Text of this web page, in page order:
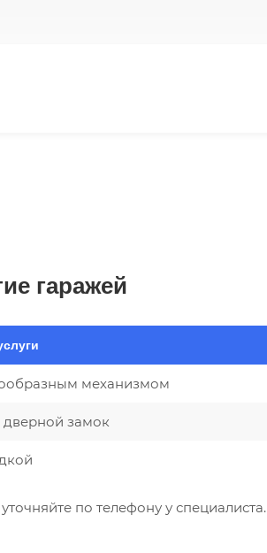
гаражей
механизмом
замок
по телефону у специалиста.